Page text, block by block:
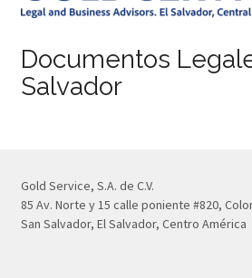
Documentos
Salvador
Gold Service, S.A. de C.V.
85 Av. Norte y 15 calle poniente #820,
San Salvador, El Salvador, Centro América